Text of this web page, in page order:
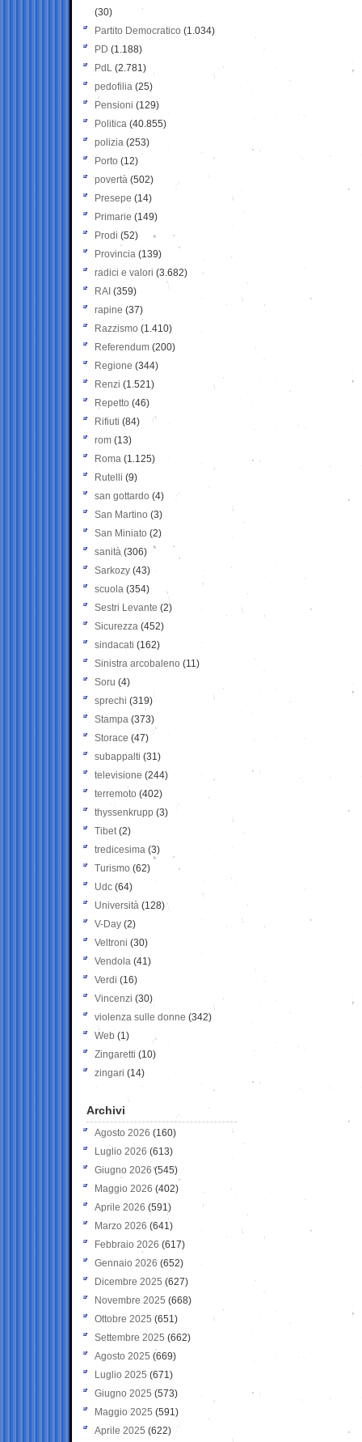
(30)
Partito Democratico (1.034)
PD (1.188)
PdL (2.781)
pedofilia (25)
Pensioni (129)
Politica (40.855)
polizia (253)
Porto (12)
povertà (502)
Presepe (14)
Primarie (149)
Prodi (52)
Provincia (139)
radici e valori (3.682)
RAI (359)
rapine (37)
Razzismo (1.410)
Referendum (200)
Regione (344)
Renzi (1.521)
Repetto (46)
Rifiuti (84)
rom (13)
Roma (1.125)
Rutelli (9)
san gottardo (4)
San Martino (3)
San Miniato (2)
sanità (306)
Sarkozy (43)
scuola (354)
Sestri Levante (2)
Sicurezza (452)
sindacati (162)
Sinistra arcobaleno (11)
Soru (4)
sprechi (319)
Stampa (373)
Storace (47)
subappalti (31)
televisione(244)
terremoto (402)
thyssenkrupp (3)
Tibet(2)
tredicesima (3)
Turismo (62)
Udc (64)
Università (128)
V-Day (2)
Veltroni (30)
Vendola (41)
Verdi (16)
Vincenzi (30)
violenza sulle donne (342)
Web (1)
Zingaretti (10)
zingari (14)
Archivi
Agosto 2026 (160)
Luglio 2026 (613)
Giugno 2026 (545)
Maggio 2026 (402)
Aprile 2026 (591)
Marzo 2026 (641)
Febbraio 2026 (617)
Gennaio 2026 (652)
Dicembre 2025 (627)
Novembre 2025 (668)
Ottobre 2025 (651)
Settembre 2025 (662)
Agosto 2025 (669)
Luglio 2025 (671)
Giugno 2025 (573)
Maggio 2025 (591)
Aprile 2025 (622)